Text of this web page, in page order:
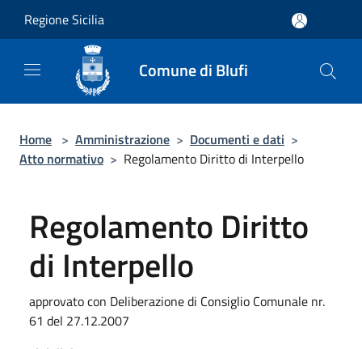
Regione Sicilia
Comune di Blufi
Home > Amministrazione > Documenti e dati >
Atto normativo > Regolamento Diritto di Interpello
Regolamento Diritto
di Interpello
approvato con Deliberazione di Consiglio Comunale nr.
61 del 27.12.2007